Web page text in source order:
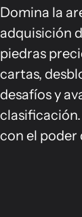
Domina la
adquisición
piedras
cartas,
desafíos y
con el poder